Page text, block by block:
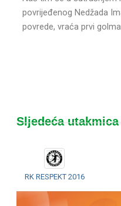
povrijeđenog Nedžada
povrede, vraća prvi
Sljedeća utakmica
RK RESPEKT 2016